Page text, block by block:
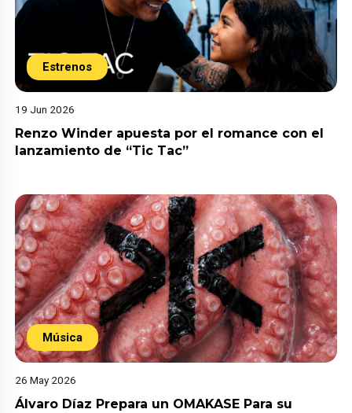
Estrenos
19 Jun 2026
Renzo Winder apuesta por el romance con el
lanzamiento de “Tic Tac”
Música
26 May 2026
Álvaro Díaz Prepara un OMAKASE Para su